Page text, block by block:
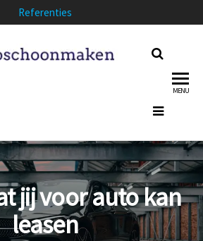
Referenties
MENU
jij voor auto kan
leasen